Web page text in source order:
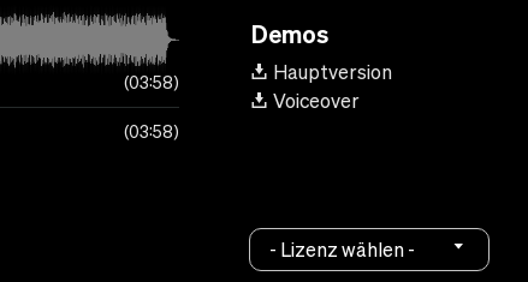
03:58
03:58
Demos
Hauptversion
Voiceover
- Lizenz wählen -